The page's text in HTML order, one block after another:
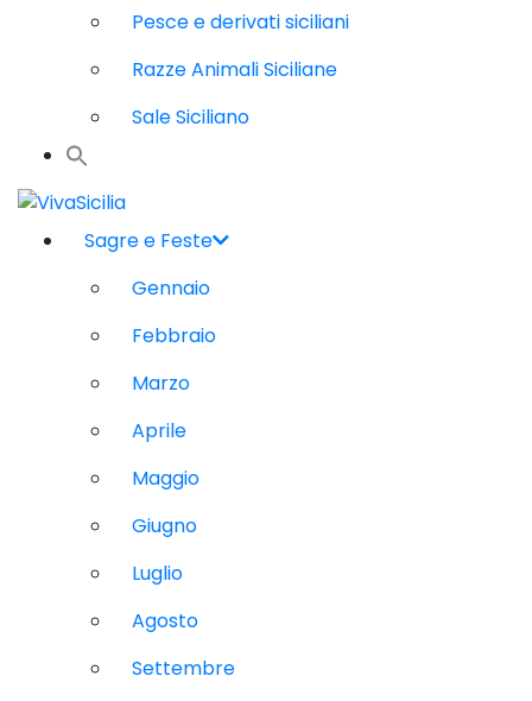
Pesce e derivati siciliani
Razze Animali Siciliane
Sale Siciliano
Sagre e Feste
Gennaio
Febbraio
Marzo
Aprile
Maggio
Giugno
Luglio
Agosto
Settembre